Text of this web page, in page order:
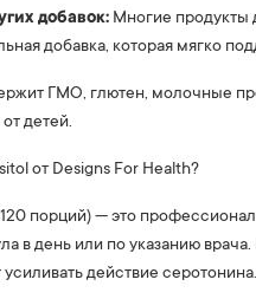
добавок: Многие продукты
добавка, которая мягко
ГМО, глютен, молочные
детей.
от Designs For Health?
порций) — это
в день или по указанию
усиливать действие